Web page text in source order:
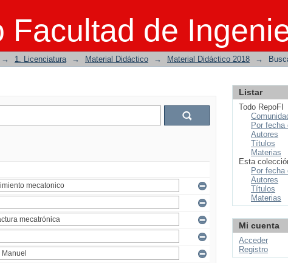
Facultad de
→ 1. Licenciatura → Material Didáctico → Material Didáctico 2018 →
Listar
Todo RepoFI
Por fecha
Autores
Títulos
Materias
Esta
Por fecha
Autores
Títulos
Materias
Mi cuenta
Acceder
Registro